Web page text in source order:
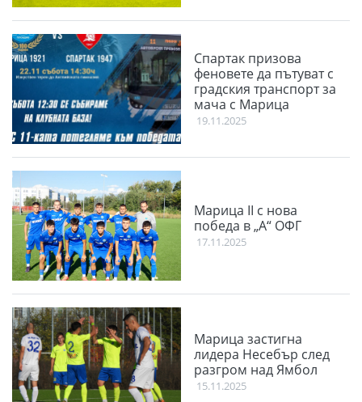
Спартак призова
феновете да пътуват с
градския транспорт за
мача с Марица
19.11.2025
Марица II с нова
победа в „А“ ОФГ
17.11.2025
Марица застигна
лидера Несебър след
разгром над Ямбол
15.11.2025